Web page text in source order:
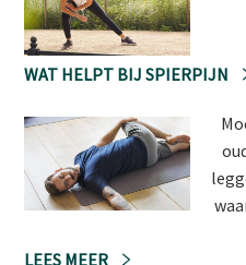
WAT HELPT BIJ SPIERPIJN
LEES MEER